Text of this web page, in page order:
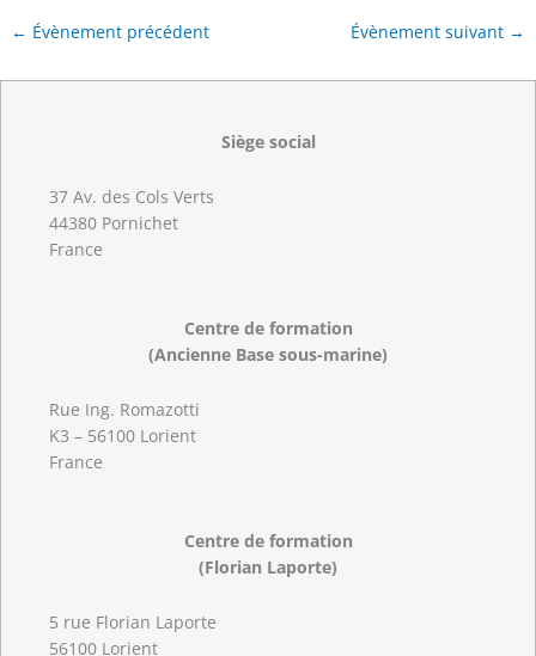
← Évènement précédent Évènement suivant →
Siège social
37 Av. des Cols Verts
44380 Pornichet
France
Centre de formation
(Ancienne Base sous-marine)
Rue Ing. Romazotti
K3 – 56100 Lorient
France
Centre de formation
(Florian Laporte)
5 rue Florian Laporte
56100 Lorient